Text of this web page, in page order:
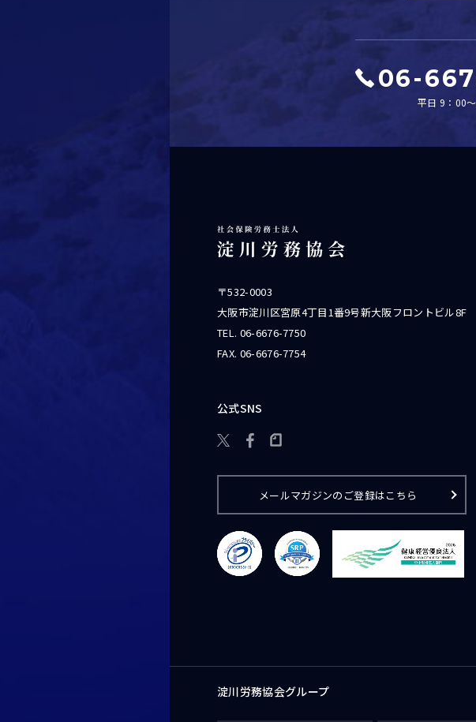
06-
平日 9：00
〒532-0003
大阪市淀川区宮原4丁目1番9号新大阪フロントビル8F
TEL. 06-6676-7750
FAX. 06-6676-7754
公式SNS

メールマガジンのご登録はこちら
淀川労務協会グループ